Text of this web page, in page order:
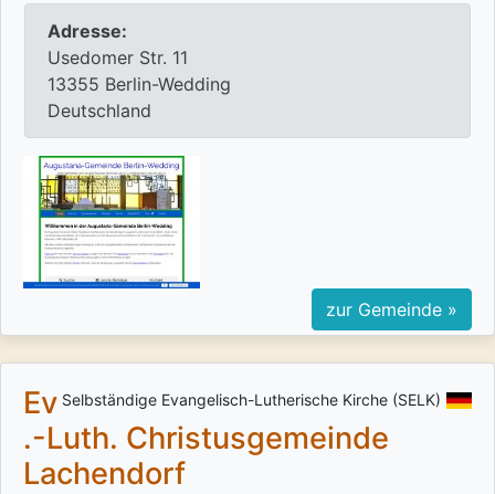
Adresse:
Usedomer Str. 11
13355 Berlin-Wedding
Deutschland
zur Gemeinde »
Selbständige Evangelisch-Lutherische Kirche (SELK)
Ev
.-Luth. Christusgemeinde
Lachendorf